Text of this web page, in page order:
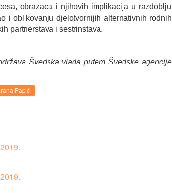
obrazaca i njihovih implikacija u razdoblju
i oblikovanju djelotvornijih alternativnih rodnih
partnerstava i sestrinstava.
Švedska vlada putem Švedske agencije
Papić